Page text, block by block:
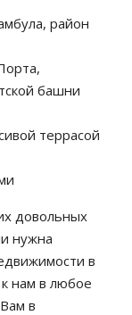
район
башни
террасой
довольных
нужна
в
нам в любое
в